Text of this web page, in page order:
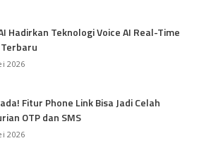
Hadirkan Teknologi Voice AI Real-Time
Terbaru
2026
Fitur Phone Link Bisa Jadi Celah
OTP dan SMS
2026